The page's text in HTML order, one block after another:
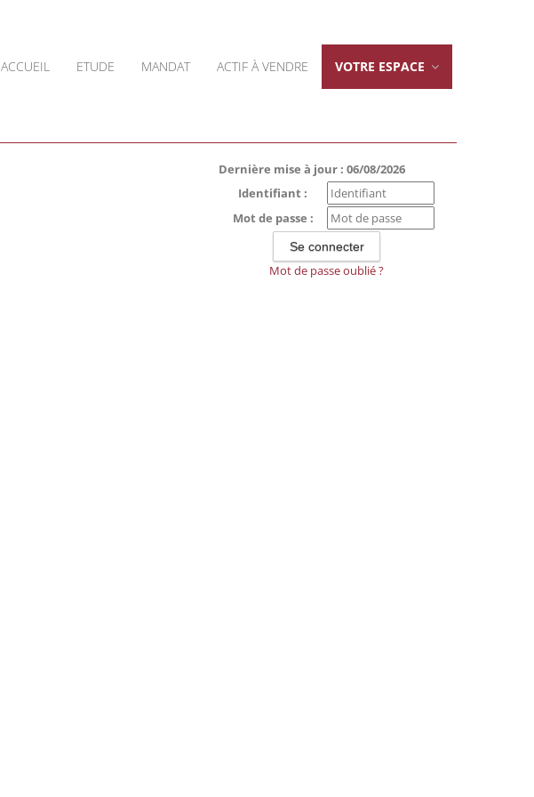
ACCUEIL ETUDE MANDAT ACTIF À VENDRE VOTRE ESPACE
Dernière mise à jour : 06/08/2026
Identifiant :
Mot de passe :
Mot de passe oublié ?